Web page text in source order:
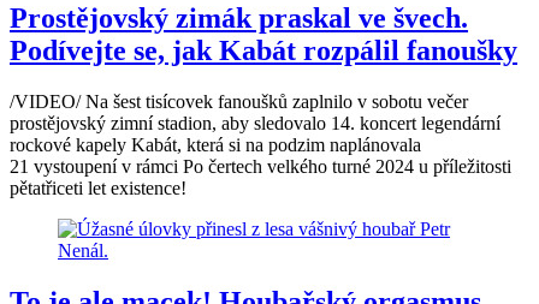
Prostějovský zimák praskal ve švech.
Podívejte se, jak Kabát rozpálil fanoušky
/VIDEO/ Na šest tisícovek fanoušků zaplnilo v sobotu večer
prostějovský zimní stadion, aby sledovalo 14. koncert legendární
rockové kapely Kabát, která si na podzim naplánovala
21 vystoupení v rámci Po čertech velkého turné 2024 u příležitosti
pětatřiceti let existence!